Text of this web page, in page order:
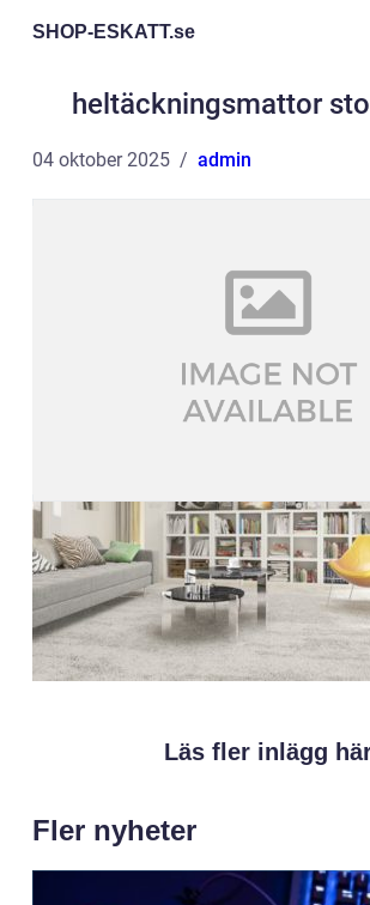
SHOP-ESKATT.se
heltäckningsmattor
04 oktober 2025 admin
Läs fler inlägg
Fler nyheter